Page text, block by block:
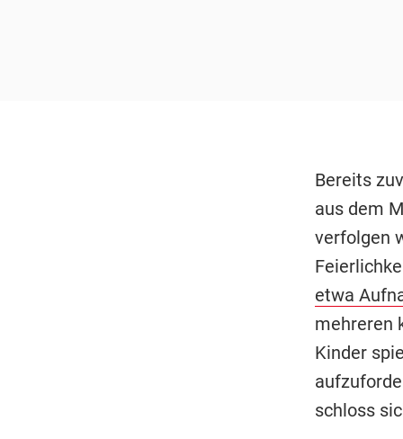
Bereits
aus dem
verfolgen
etwa
mehreren
Kinder
schloss